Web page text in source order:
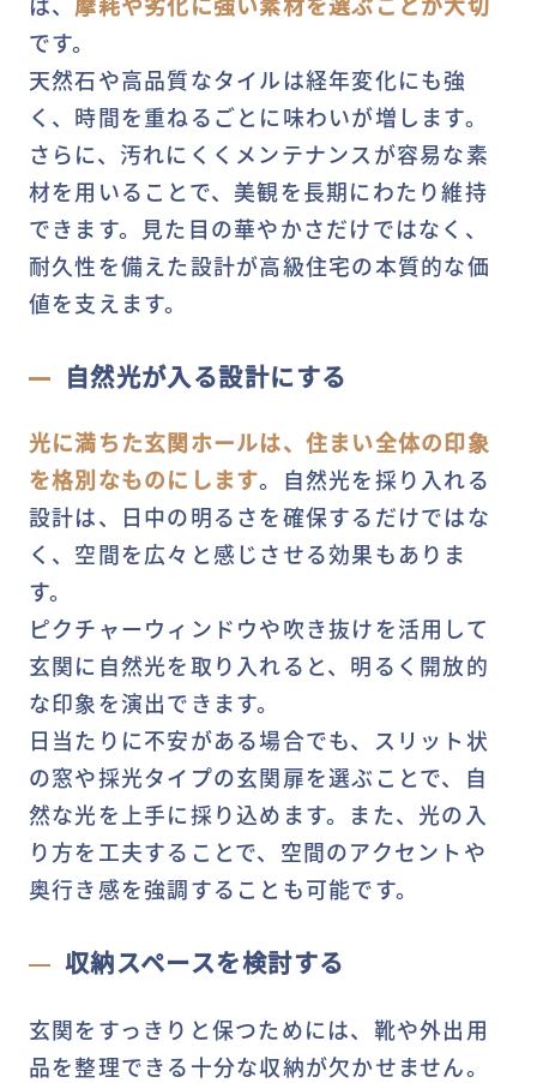
です。
天然石や高品質なタイルは経年変化にも強
く、時間を重ねるごとに味わいが増します。
さらに、汚れにくくメンテナンスが容易な素
材を用いることで、美観を長期にわたり維持
できます。見た目の華やかさだけではなく、
耐久性を備えた設計が高級住宅の本質的な価
値を支えます。
自然光が入る設計にする
光に満ちた玄関ホールは、住まい全体の印象
を格別なものにします。自然光を採り入れる
設計は、日中の明るさを確保するだけではな
く、空間を広々と感じさせる効果もありま
す。
ピクチャーウィンドウや吹き抜けを活用して
玄関に自然光を取り入れると、明るく開放的
な印象を演出できます。
日当たりに不安がある場合でも、スリット状
の窓や採光タイプの玄関扉を選ぶことで、自
然な光を上手に採り込めます。また、光の入
り方を工夫することで、空間のアクセントや
奥行き感を強調することも可能です。
収納スペースを検討する
玄関をすっきりと保つためには、靴や外出用
品を整理できる十分な収納が欠かせません。